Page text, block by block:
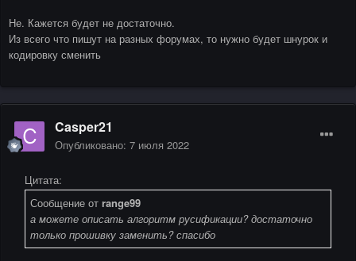
Не. Кажется будет не достаточно.
Из всего что пишут на разных форумах, то нужно будет шнурок и
кодировку сменить
Casper21
Опубликовано: 7 июля 2022
Цитата:
Сообщение от range99
а можете описать алгоритм русификации? достаточно
только прошивку заменить? спасибо